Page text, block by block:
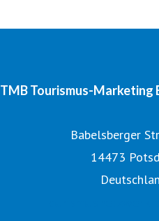
TMB Tourismus-Marketing
Babelsberger
14473